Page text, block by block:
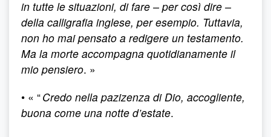
in tutte le situazioni, di fare – per così dire –
della calligrafia inglese, per esempio. Tuttavia,
non ho mai pensato a redigere un testamento.
Ma la morte accompagna quotidianamente il
mio pensiero. »
• « “Credo nella pazizenza di Dio, accogliente,
buona come una notte d’estate.